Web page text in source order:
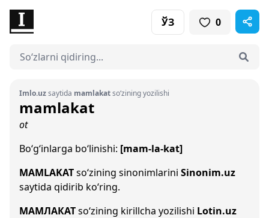
ЎЗ 0
Imlo.uzsaytida mamlakatso‘zining yozilishi
mamlakat
ot
Bo‘g‘inlarga bo‘linishi: [mam-la-kat]
MAMLAKATso‘zining sinonimlarini Sinonim.uz
saytida qidirib ko‘ring.
МАМЛАКАТso‘zining kirillcha yozilishi Lotin.uz